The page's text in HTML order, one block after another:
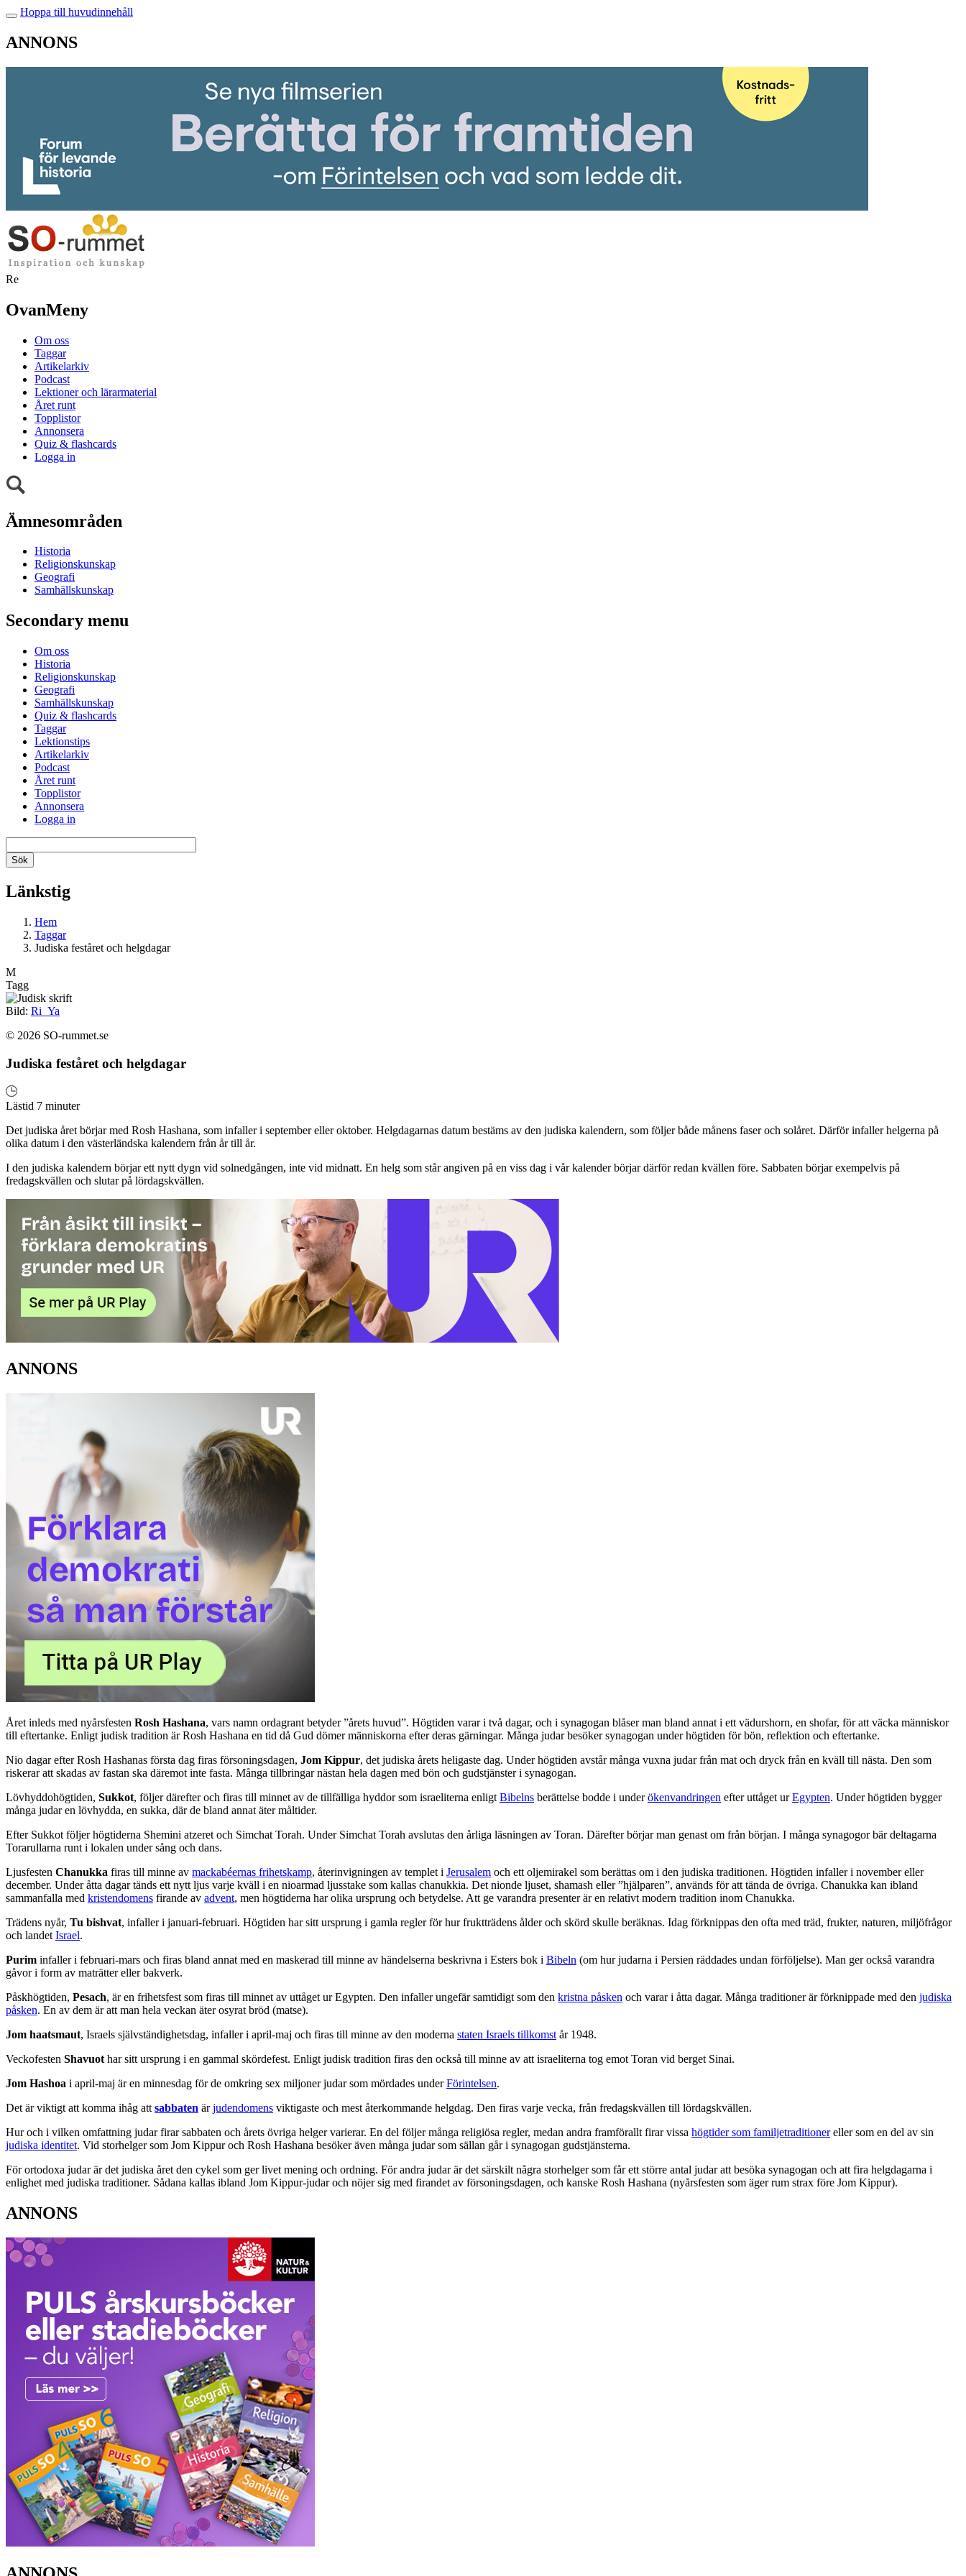
Hoppa till huvudinnehåll
ANNONS
Re
OvanMeny
Om oss
Taggar
Artikelarkiv
Podcast
Lektioner och lärarmaterial
Året runt
Topplistor
Annonsera
Quiz & flashcards
Logga in
Ämnesområden
Historia
Religionskunskap
Geografi
Samhällskunskap
Secondary menu
Om oss
Historia
Religionskunskap
Geografi
Samhällskunskap
Quiz & flashcards
Taggar
Lektionstips
Artikelarkiv
Podcast
Året runt
Topplistor
Annonsera
Logga in
Länkstig
Hem
Taggar
Judiska feståret och helgdagar
M
Tagg
Bild: Ri_Ya
© 2026 SO-rummet.se
Judiska feståret och helgdagar
Lästid 7 minuter
Det judiska året börjar med Rosh Hashana, som infaller i september eller oktober. Helgdagarnas datum bestäms av den judiska kalendern, som följer både månens faser och solåret. Därför infaller helgerna på
olika datum i den västerländska kalendern från år till år.
I den judiska kalendern börjar ett nytt dygn vid solnedgången, inte vid midnatt. En helg som står angiven på en viss dag i vår kalender börjar därför redan kvällen före. Sabbaten börjar exempelvis på
fredagskvällen och slutar på lördagskvällen.
ANNONS
Året inleds med nyårsfesten Rosh Hashana, vars namn ordagrant betyder ”årets huvud”. Högtiden varar i två dagar, och i synagogan blåser man bland annat i ett vädurshorn, en shofar, för att väcka människor
till eftertanke. Enligt judisk tradition är Rosh Hashana en tid då Gud dömer människorna efter deras gärningar. Många judar besöker synagogan under högtiden för bön, reflektion och eftertanke.
Nio dagar efter Rosh Hashanas första dag firas försoningsdagen, Jom Kippur, det judiska årets heligaste dag. Under högtiden avstår många vuxna judar från mat och dryck från en kväll till nästa. Den som
riskerar att skadas av fastan ska däremot inte fasta. Många tillbringar nästan hela dagen med bön och gudstjänster i synagogan.
Lövhyddohögtiden, Sukkot, följer därefter och firas till minnet av de tillfälliga hyddor som israeliterna enligt Bibelns berättelse bodde i underökenvandringen efter uttåget urEgypten. Under högtiden bygger
många judar en lövhydda, en sukka, där de bland annat äter måltider.
Efter Sukkot följer högtiderna Shemini atzeret och Simchat Torah. Under Simchat Torah avslutas den årliga läsningen av Toran. Därefter börjar man genast om från början. I många synagogor bär deltagarna
Torarullarna runt i lokalen under sång och dans.
Ljusfesten Chanukka firas till minne av mackabéernas frihetskamp, återinvigningen av templet i Jerusalem och ett oljemirakel som berättas om i den judiska traditionen. Högtiden infaller i november eller
december. Under åtta dagar tänds ett nytt ljus varje kväll i en nioarmad ljusstake som kallas chanukkia. Det nionde ljuset, shamash eller ”hjälparen”, används för att tända de övriga. Chanukka kan ibland
sammanfalla med kristendomens firande av advent, men högtiderna har olika ursprung och betydelse. Att ge varandra presenter är en relativt modern tradition inom Chanukka.
Trädens nyår, Tu bishvat, infaller i januari-februari. Högtiden har sitt ursprung i gamla regler för hur fruktträdens ålder och skörd skulle beräknas. Idag förknippas den ofta med träd, frukter, naturen, miljöfrågor
och landet Israel.
Purim infaller i februari-mars och firas bland annat med en maskerad till minne av händelserna beskrivna i Esters bok i Bibeln (om hur judarna i Persien räddades undan förföljelse). Man ger också varandra
gåvor i form av maträtter eller bakverk.
Påskhögtiden, Pesach, är en frihetsfest som firas till minnet av uttåget ur Egypten. Den infaller ungefär samtidigt som den kristna påsken och varar i åtta dagar. Många traditioner är förknippade med den judiska
påsken. En av dem är att man hela veckan äter osyrat bröd (matse).
Jom haatsmaut, Israels självständighetsdag, infaller i april-maj och firas till minne av den moderna staten Israels tillkomst år 1948.
Veckofesten Shavuot har sitt ursprung i en gammal skördefest. Enligt judisk tradition firas den också till minne av att israeliterna tog emot Toran vid berget Sinai.
Jom Hashoa i april-maj är en minnesdag för de omkring sex miljoner judar som mördades underFörintelsen.
Det är viktigt att komma ihåg att sabbaten ärjudendomens viktigaste och mest återkommande helgdag. Den firas varje vecka, från fredagskvällen till lördagskvällen.
Hur och i vilken omfattning judar firar sabbaten och årets övriga helger varierar. En del följer många religiösa regler, medan andra framförallt firar vissa högtider som familjetraditionereller som en del av sin
judiska identitet. Vid storhelger som Jom Kippur och Rosh Hashana besöker även många judar som sällan går i synagogan gudstjänsterna.
För ortodoxa judar är det judiska året den cykel som ger livet mening och ordning. För andra judar är det särskilt några storhelger som får ett större antal judar att besöka synagogan och att fira helgdagarna i
enlighet med judiska traditioner. Sådana kallas ibland Jom Kippur-judar och nöjer sig med firandet av försoningsdagen, och kanske Rosh Hashana (nyårsfesten som äger rum strax före Jom Kippur).
ANNONS